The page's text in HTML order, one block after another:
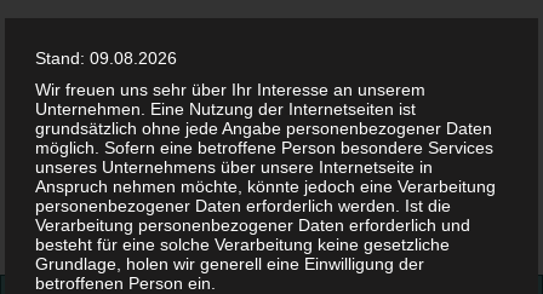
Facebook
Twitter
Suchen
nach:
Stand: 09.08.2026
Wir freuen uns sehr über Ihr Interesse an unserem
Unternehmen. Eine Nutzung der Internetseiten ist
grundsätzlich ohne jede Angabe personenbezogener Daten
möglich. Sofern eine betroffene Person besondere Services
unseres Unternehmens über unsere Internetseite in
Anspruch nehmen möchte, könnte jedoch eine Verarbeitung
personenbezogener Daten erforderlich werden. Ist die
Verarbeitung personenbezogener Daten erforderlich und
besteht für eine solche Verarbeitung keine gesetzliche
Grundlage, holen wir generell eine Einwilligung der
betroffenen Person ein.